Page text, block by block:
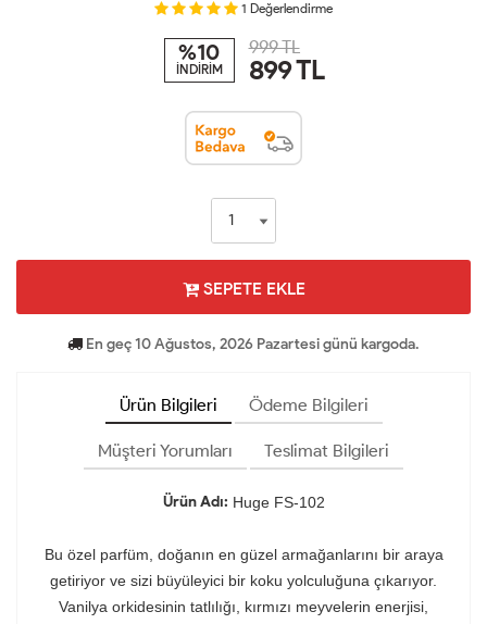
1 Değerlendirme
%10
İNDİRİM
999 TL
899TL
SEPETE EKLE
En geç 10 Ağustos, 2026 Pazartesi günü kargoda.
Ürün Bilgileri Ödeme Bilgileri
Müşteri Yorumları Teslimat Bilgileri
Ürün Adı: Huge FS-102
Bu özel parfüm, doğanın en güzel armağanlarını bir araya
getiriyor ve sizi büyüleyici bir koku yolculuğuna çıkarıyor.
Vanilya orkidesinin tatlılığı, kırmızı meyvelerin enerjisi,